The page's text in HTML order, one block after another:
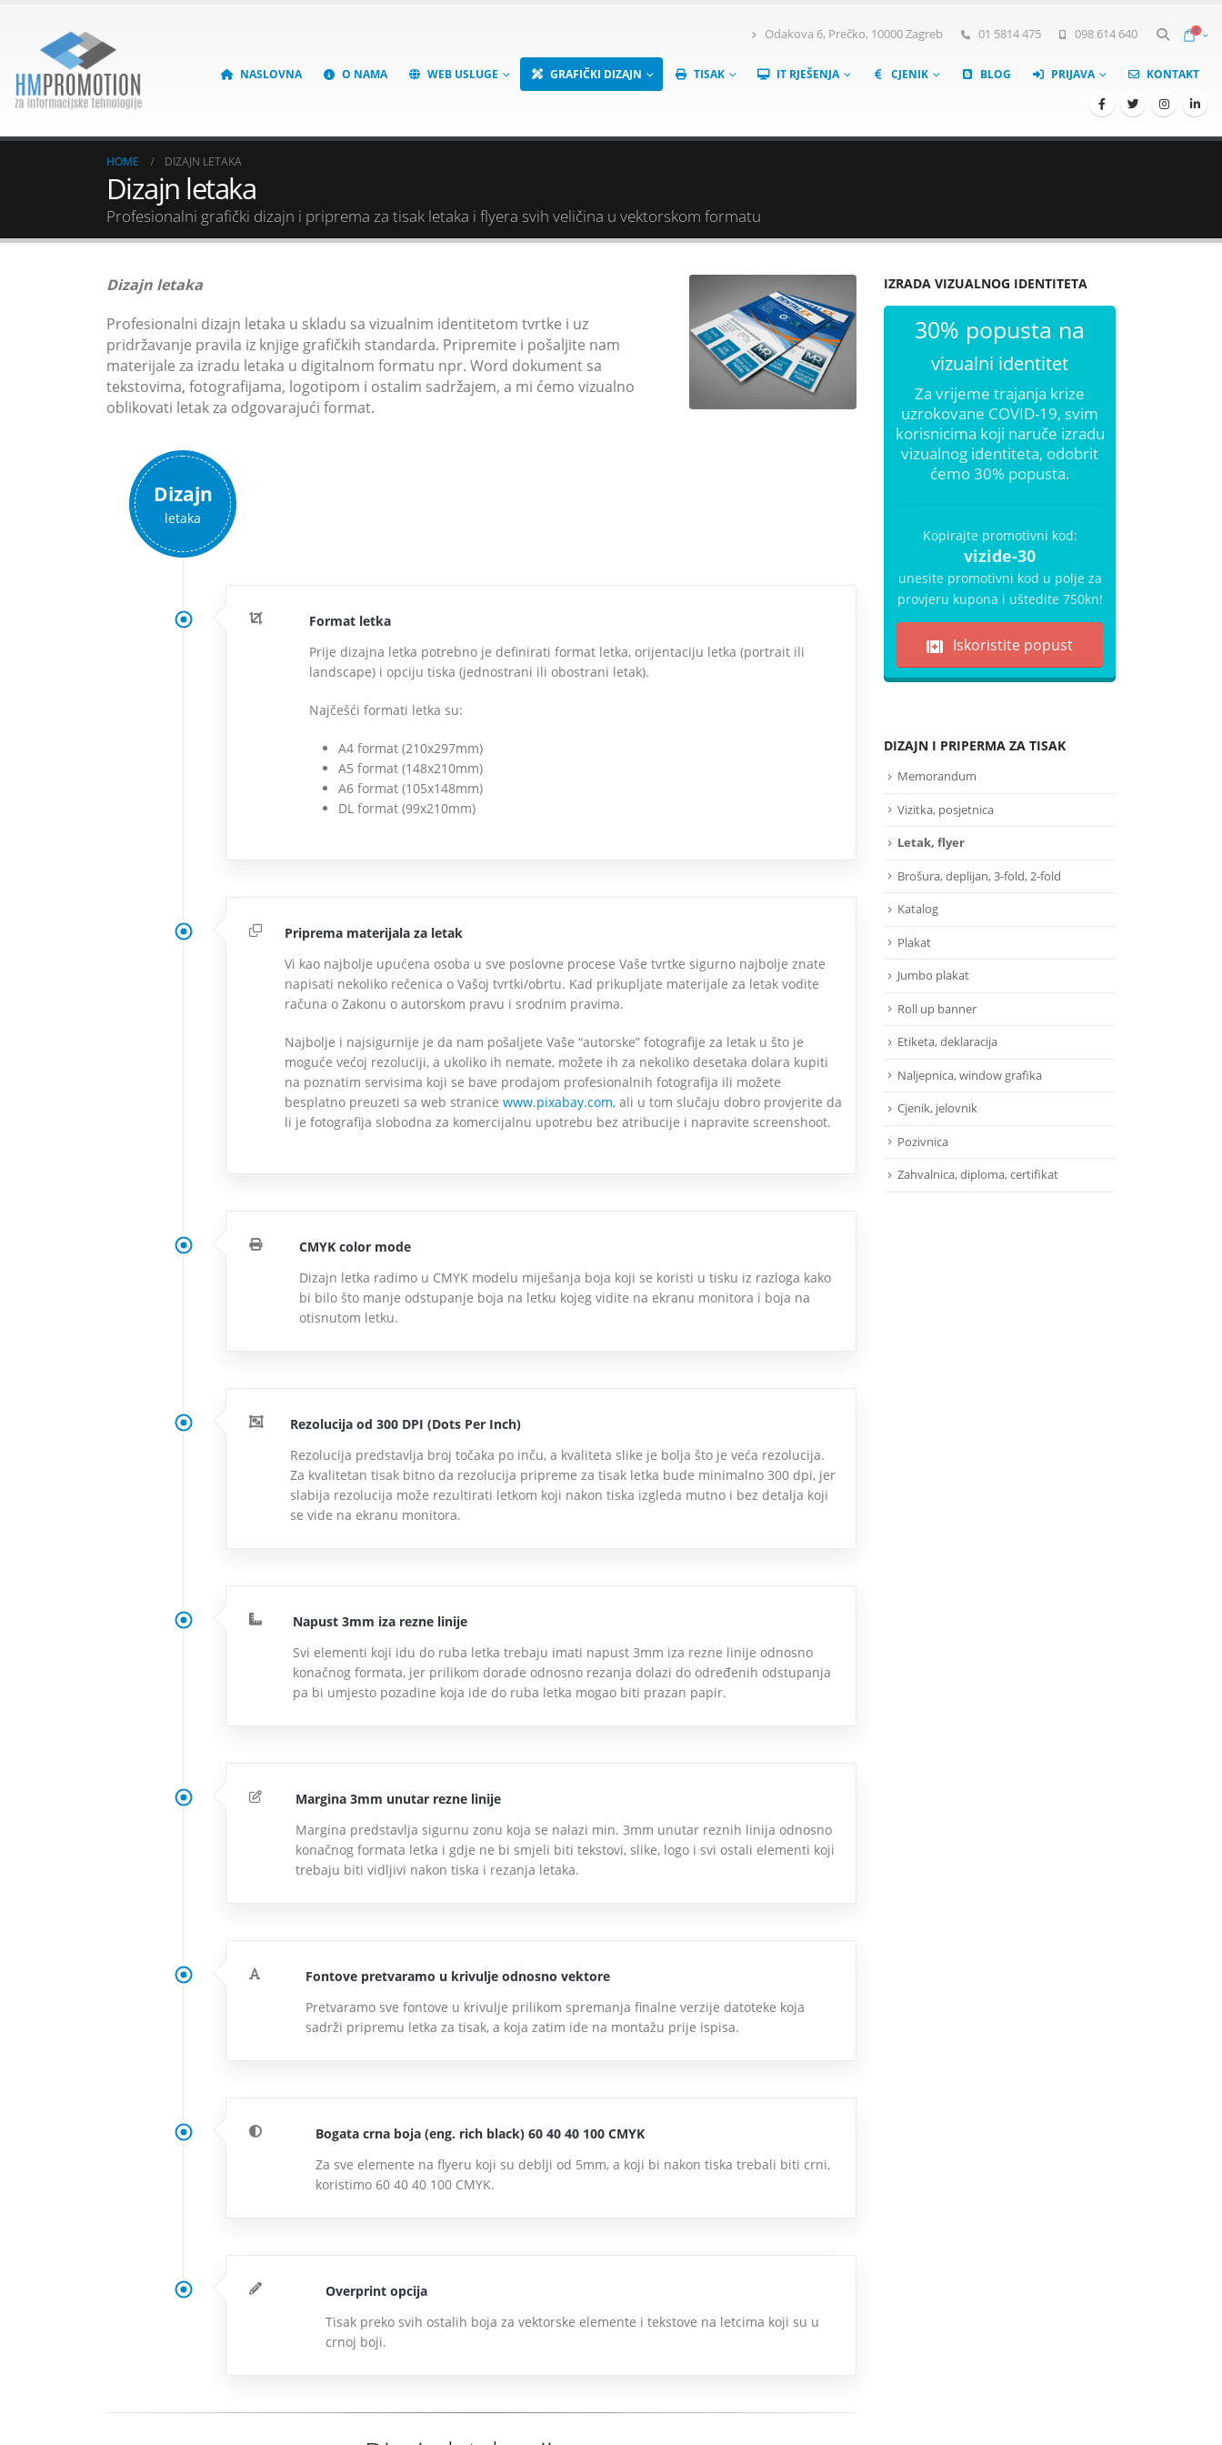
Odakova 6, Prečko, 10000 Zagreb 01 5814 475 098 614 640 0
NASLOVNA O NAMA WEB USLUGE GRAFIČKI DIZAJN TISAK IT RJEŠENJA CJENIK BLOG PRIJAVA KONTAKT
HOME DIZAJN LETAKA
Dizajn letaka
Profesionalni grafički dizajn i priprema za tisak letaka i flyera svih veličina u vektorskom formatu
Dizajn letaka
Profesionalni dizajn letaka u skladu sa vizualnim identitetom tvrtke i uz
pridržavanje pravila iz knjige grafičkih standarda. Pripremite i pošaljite nam
materijale za izradu letaka u digitalnom formatu npr. Word dokument sa
tekstovima, fotografijama, logotipom i ostalim sadržajem, a mi ćemo vizualno
oblikovati letak za odgovarajući format.
Dizajn
letaka
Format letka
Prije dizajna letka potrebno je definirati format letka, orijentaciju letka (portrait ili
landscape) i opciju tiska (jednostrani ili obostrani letak).
Najčešći formati letka su:
A4 format (210x297mm)
A5 format (148x210mm)
A6 format (105x148mm)
DL format (99x210mm)
Priprema materijala za letak
Vi kao najbolje upućena osoba u sve poslovne procese Vaše tvrtke sigurno najbolje znate
napisati nekoliko rečenica o Vašoj tvrtki/obrtu. Kad prikupljate materijale za letak vodite
računa o Zakonu o autorskom pravu i srodnim pravima.
Najbolje i najsigurnije je da nam pošaljete Vaše “autorske” fotografije za letak u što je
moguće većoj rezoluciji, a ukoliko ih nemate, možete ih za nekoliko desetaka dolara kupiti
na poznatim servisima koji se bave prodajom profesionalnih fotografija ili možete
besplatno preuzeti sa web stranice www.pixabay.com, ali u tom slučaju dobro provjerite da
li je fotografija slobodna za komercijalnu upotrebu bez atribucije i napravite screenshoot.
CMYK color mode
Dizajn letka radimo u CMYK modelu miješanja boja koji se koristi u tisku iz razloga kako
bi bilo što manje odstupanje boja na letku kojeg vidite na ekranu monitora i boja na
otisnutom letku.
Rezolucija od 300 DPI (Dots Per Inch)
Rezolucija predstavlja broj točaka po inču, a kvaliteta slike je bolja što je veća rezolucija.
Za kvalitetan tisak bitno da rezolucija pripreme za tisak letka bude minimalno 300 dpi, jer
slabija rezolucija može rezultirati letkom koji nakon tiska izgleda mutno i bez detalja koji
se vide na ekranu monitora.
Napust 3mm iza rezne linije
Svi elementi koji idu do ruba letka trebaju imati napust 3mm iza rezne linije odnosno
konačnog formata, jer prilikom dorade odnosno rezanja dolazi do određenih odstupanja
pa bi umjesto pozadine koja ide do ruba letka mogao biti prazan papir.
Margina 3mm unutar rezne linije
Margina predstavlja sigurnu zonu koja se nalazi min. 3mm unutar reznih linija odnosno
konačnog formata letka i gdje ne bi smjeli biti tekstovi, slike, logo i svi ostali elementi koji
trebaju biti vidljivi nakon tiska i rezanja letaka.
Fontove pretvaramo u krivulje odnosno vektore
Pretvaramo sve fontove u krivulje prilikom spremanja finalne verzije datoteke koja
sadrži pripremu letka za tisak, a koja zatim ide na montažu prije ispisa.
Bogata crna boja (eng. rich black) 60 40 40 100 CMYK
Za sve elemente na flyeru koji su deblji od 5mm, a koji bi nakon tiska trebali biti crni,
koristimo 60 40 40 100 CMYK.
Overprint opcija
Tisak preko svih ostalih boja za vektorske elemente i tekstove na letcima koji su u
crnoj boji.
IZRADA VIZUALNOG IDENTITETA
30% popusta na
vizualni identitet
Za vrijeme trajanja krize
uzrokovane COVID-19, svim
korisnicima koji naruče izradu
vizualnog identiteta, odobrit
ćemo 30% popusta.
Kopirajte promotivni kod:
vizide-30
unesite promotivni kod u polje za
provjeru kupona i uštedite 750kn!
Iskoristite popust
DIZAJN I PRIPERMA ZA TISAK
Memorandum
Vizitka, posjetnica
Letak, flyer
Brošura, deplijan, 3-fold, 2-fold
Katalog
Plakat
Jumbo plakat
Roll up banner
Etiketa, deklaracija
Naljepnica, window grafika
Cjenik, jelovnik
Pozivnica
Zahvalnica, diploma, certifikat